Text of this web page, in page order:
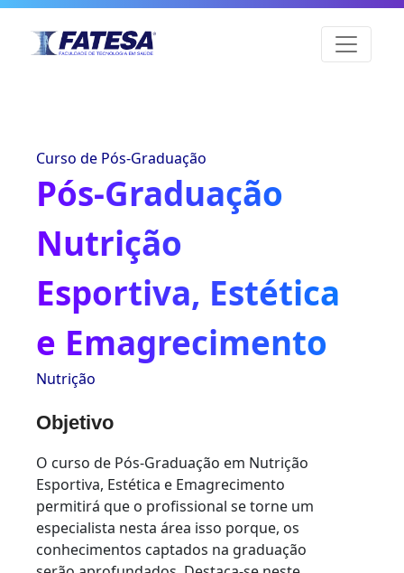
Curso de Pós-Graduação
Pós-Graduação
Nutrição
Esportiva, Estética
e Emagrecimento
Nutrição
Objetivo
O curso de Pós-Graduação em Nutrição
Esportiva, Estética e Emagrecimento
permitirá que o profissional se torne um
especialista nesta área isso porque, os
conhecimentos captados na graduação